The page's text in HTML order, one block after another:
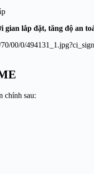
gian lắp đặt, tăng độ an
chính sau: